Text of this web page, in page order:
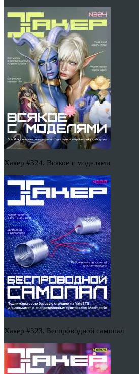
Хакер #324. Всякое с моделями
Хакер #323. Беспроводной самопал